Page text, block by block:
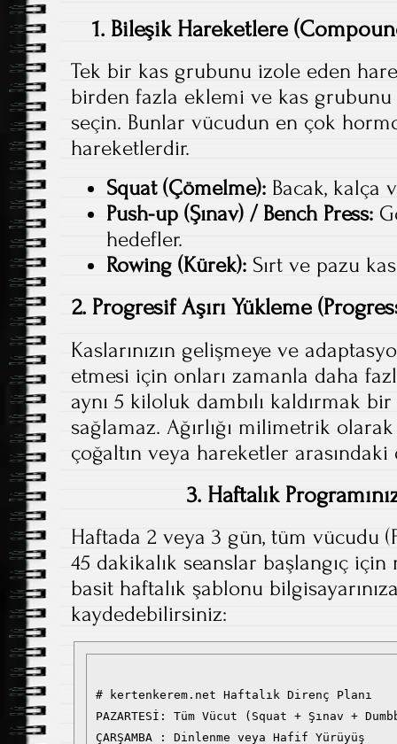
1. Bileşik Hareketlere
Tek bir kas grubunu izole eden
birden fazla eklemi ve kas grubunu
seçin. Bunlar vücudun en çok
hareketlerdir.
Squat (Çömelme): Bacak, kalça
Push-up (Şınav) / Bench Press:
hedefler.
Rowing (Kürek): Sırt ve pazu
2. Progresif Aşırı Yükleme
Kaslarınızın gelişmeye ve
etmesi için onları zamanla daha
aynı 5 kiloluk dambılı kaldırmak
sağlamaz. Ağırlığı milimetrik olarak
çoğaltın veya hareketler arasındaki
3. Haftalık
Haftada 2 veya 3 gün, tüm vücudu
45 dakikalık seanslar başlangıç
basit haftalık şablonu
kaydedebilirsiniz:
# kertenkerem.net Haftalık Direnç Planı
PAZARTESİ: Tüm Vücut (Squat + Şınav +
ÇARŞAMBA : Dinlenme veya Hafif Yürüyüş